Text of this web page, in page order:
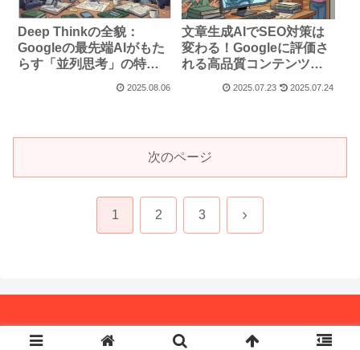
Deep Thinkの全貌：
Googleの最先端AIがもた
らす「並列思考」の特徴
2025.08.06
文章生成AIでSEO対策は
変わる！Googleに評価さ
れる高品質コンテンツ作
成術【2025年版】
2025.07.23 2025.07.24
次のページ
1 2 3 次
Copyright © 2018 ピーマンの戯れ言 All Rights Reserved.